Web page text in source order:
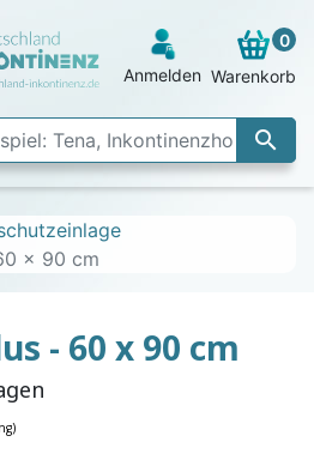

Anmelden
0
Warenkorb
x 90 cm
- 60 x 90 cm